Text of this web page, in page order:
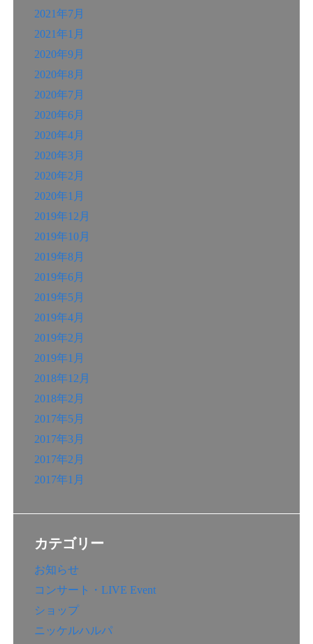
2021年7月
2021年1月
2020年9月
2020年8月
2020年7月
2020年6月
2020年4月
2020年3月
2020年2月
2020年1月
2019年12月
2019年10月
2019年8月
2019年6月
2019年5月
2019年4月
2019年2月
2019年1月
2018年12月
2018年2月
2017年5月
2017年3月
2017年2月
2017年1月
カテゴリー
お知らせ
コンサート・LIVE Event
ショップ
ニッケルハルパ